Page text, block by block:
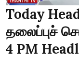
Today
தலைப்புச்
4 PM